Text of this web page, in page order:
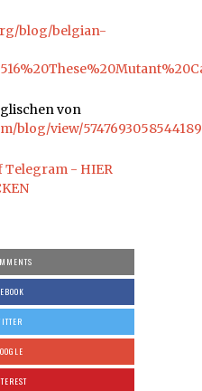
blog/belgian-
von
blog/view/
- HIER